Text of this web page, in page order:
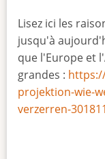
Lisez ici les
jusqu'à
que l'Europe et
grandes :
projektion-wie-
verzerren-